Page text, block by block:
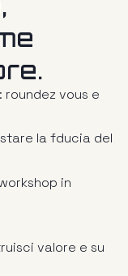
vous e
la fducia del
in
valore e su